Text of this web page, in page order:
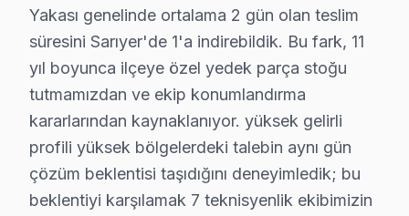
Anakart Tamiri: Model serisine bağlı olarak
Güç Kartı, LED Backlight, T-Con Kartı : Her
Güç kartı: 800 - 1.500 ₺
LED backlight: 1.200 - 2.000 ₺
T-Con kart: 600 - 1.200 ₺
Yazılım/Firmware İşlemleri: 300 - 600 ₺
Yerinde tamir vs. Atölye Fiyat Farkı: Yerinde
Fiyatları etkileyen faktörler arasında garanti durumu,
Yakası genelinde ortalama 2 gün olan teslim
süresini Sarıyer'de 1'a indirebildik. Bu fark, 11
yıl boyunca ilçeye özel yedek parça stoğu
tutmamızdan ve ekip konumlandırma
kararlarından kaynaklanıyor. yüksek gelirli
profili yüksek bölgelerdeki talebin aynı gün
çözüm beklentisi taşıdığını deneyimledik; bu
beklentiyi karşılamak 7 teknisyenlik ekibimizin